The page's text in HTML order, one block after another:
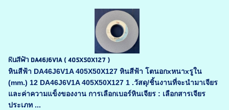
หินสีฟ้า DA46J6V1A ( 405X50X127 )
หินสีฟ้า DA46J6V1A 405X50X127 หินสีฟ้า โตนอกxหนาxรูใน
(mm.) 12 DA46J6V1A 405X50X127 1 .วัสดุ/ชิ้นงานที่จะนำมาเจียร
และค่าความแข็งของงาน การเลือกเบอร์หินเจียร : เลือกสารเจียร
ประเภท ...